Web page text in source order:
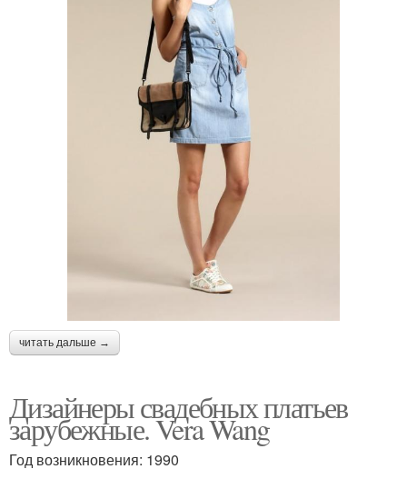
читать дальше →
Дизайнеры свадебных платьев
зарубежные. Vera Wang
Год возникновения: 1990